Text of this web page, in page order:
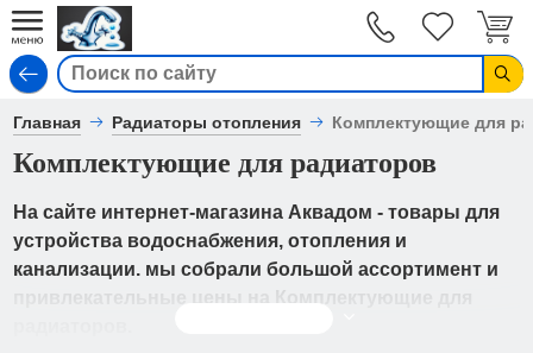
Главная Радиаторы отопления Комплектующие для
Комплектующие для радиаторов
На сайте интернет-магазина Аквадом - товары для
устройства водоснабжения, отопления и
канализации. мы собрали большой ассортимент и